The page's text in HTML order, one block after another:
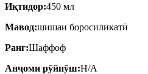
Иқтидор:450 мл
Мавод:шишаи боросиликатӣ
Ранг:Шаффоф
Анҷоми рӯйпӯш:Н/А